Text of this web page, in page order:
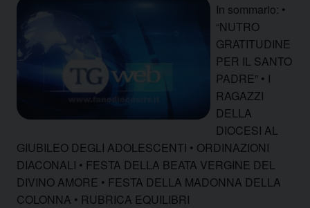
In sommario: •
“NUTRO
GRATITUDINE
PER IL SANTO
PADRE” • I
RAGAZZI
DELLA
DIOCESI AL
GIUBILEO DEGLI ADOLESCENTI • ORDINAZIONI
DIACONALI • FESTA DELLA BEATA VERGINE DEL
DIVINO AMORE • FESTA DELLA MADONNA DELLA
COLONNA • RUBRICA EQUILIBRI